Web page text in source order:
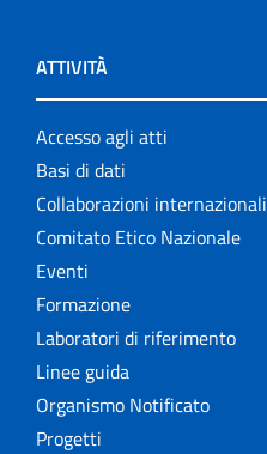
ATTIVITÀ
Accesso agli atti
Basi di dati
Collaborazioni internazionali
Comitato Etico Nazionale
Eventi
Formazione
Laboratori di riferimento
Linee guida
Organismo Notificato
Progetti